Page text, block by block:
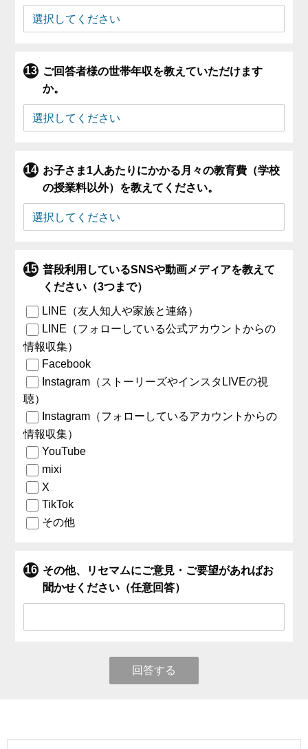
ご回答者様の世帯年収を教えていただけます
か。
お子さま1人あたりにかかる月々の教育費（学校
の授業料以外）を教えてください。
普段利用しているSNSや動画メディアを教えて
ください（3つまで）
LINE（友人知人や家族と連絡）
LINE（フォローしている公式アカウントからの
情報収集）
Facebook
Instagram（ストーリーズやインスタLIVEの視
聴）
Instagram（フォローしているアカウントからの
情報収集）
YouTube
mixi
X
TikTok
その他
その他、リセマムにご意見・ご要望があればお
聞かせください（任意回答）
回答する